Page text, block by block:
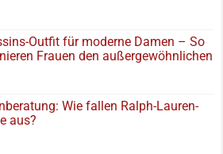
Outfit für moderne Damen – So
Frauen den außergewöhnlichen
Wie fallen Ralph-Lauren-
aus?